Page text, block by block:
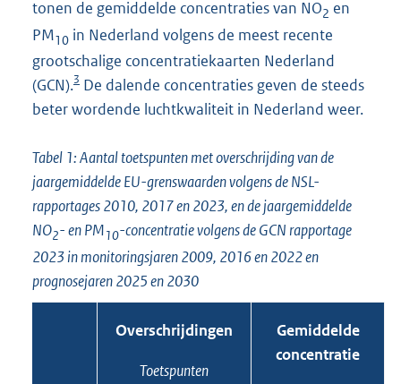
tonen de gemiddelde concentraties van NO2 en
PM10 in Nederland volgens de meest recente
grootschalige concentratiekaarten Nederland
(GCN).3 De dalende concentraties geven de steeds
beter wordende luchtkwaliteit in Nederland weer.
Tabel 1: Aantal toetspunten met overschrijding van de
jaargemiddelde EU-grenswaarden volgens de NSL-
rapportages 2010, 2017 en 2023, en de jaargemiddelde
NO2- en PM10-concentratie volgens de GCN rapportage
2023 in monitoringsjaren 2009, 2016 en 2022 en
prognosejaren 2025 en 2030
Overschrijdingen
Toetspunten
Gemiddelde
concentratie